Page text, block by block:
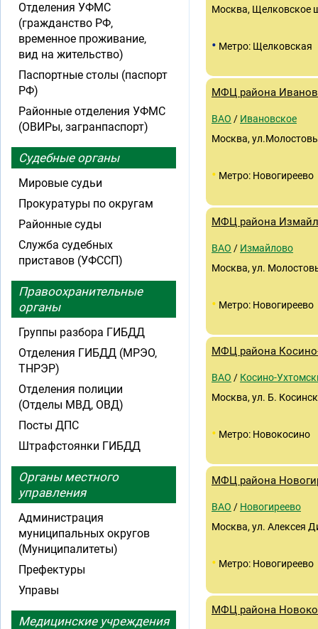
Москва, Щелковское
• Метро: Щелковская
МФЦ района
ВАО / Ивановское
Москва,
• Метро: Новогиреево
МФЦ района
ВАО / Измайлово
Москва, ул.
• Метро: Новогиреево
МФЦ района
ВАО / Косино-
Москва, ул. Б.
• Метро: Новокосино
МФЦ района
ВАО / Новогиреево
Москва, ул. Алексея
• Метро: Новогиреево
МФЦ района
Отделения УФМС
(гражданство РФ,
временное проживание,
вид на жительство)
Паспортные столы (паспорт
РФ)
Районные отделения УФМС
(ОВИРы, загранпаспорт)
Судебные органы
Мировые судьи
Прокуратуры по округам
Районные суды
Служба судебных
приставов (УФССП)
Правоохранительные
органы
Группы разбора ГИБДД
Отделения ГИБДД (МРЭО,
ТНРЭР)
Отделения полиции
(Отделы МВД, ОВД)
Посты ДПС
Штрафстоянки ГИБДД
Органы местного
управления
Администрация
муниципальных округов
(Муниципалитеты)
Префектуры
Управы
Медицинские учреждения